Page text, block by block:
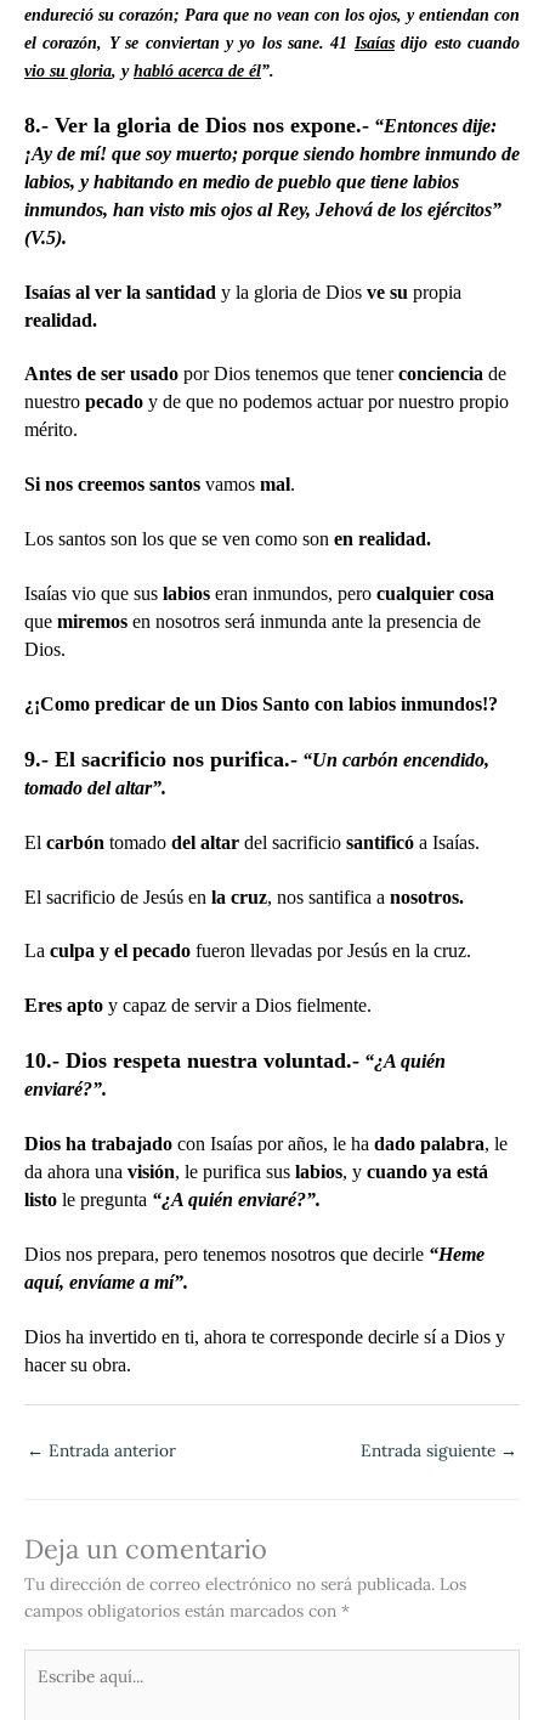
endureció su corazón; Para que no vean con los ojos, y entiendan con
el corazón, Y se conviertan y yo los sane.41 Isaíasdijo esto cuando
vio su gloria, y habló acerca de él”.
8.- Ver la gloria de Dios nos expone.- “Entonces dije:
¡Ay de mí! que soy muerto; porque siendo hombre inmundo de
labios, y habitando en medio de pueblo que tiene labios
inmundos, han visto mis ojos al Rey, Jehová de los ejércitos”
(V.5).
Isaías al ver la santidad y la gloria de Dios ve su propia
realidad.
Antes de ser usado por Dios tenemos que tenerconciencia de
nuestro pecado y de que no podemos actuar por nuestro propio
mérito.
Si nos creemos santos vamos mal.
Los santos son los que se ven como son en realidad.
Isaías vio que sus labios eran inmundos, pero cualquier cosa
que miremos en nosotros será inmunda ante la presencia de
Dios.
¿¡Como predicar de un Dios Santo con labios inmundos!?
9.- El sacrificio nos purifica.- “Un carbón encendido,
tomado del altar”.
El carbón tomado del altar del sacrificio santificó a Isaías.
El sacrificio de Jesús en la cruz, nos santifica a nosotros.
La culpa y el pecado fueron llevadas por Jesús en la cruz.
Eres apto y capaz de servir a Dios fielmente.
10.- Dios respeta nuestra voluntad.- “¿A quién
enviaré?”.
Dios ha trabajado con Isaías por años, le ha dado palabra, le
da ahora una visión, le purifica sus labios, y cuando ya está
listo le pregunta “¿A quién enviaré?”.
Dios nos prepara, pero tenemos nosotros que decirle “Heme
aquí, envíame a mí”.
Dios ha invertido en ti, ahora te corresponde decirle sí a Dios y
hacer su obra.
← Entrada anterior Entrada siguiente →
Deja un comentario
Tu dirección de correo electrónico no será publicada. Los
campos obligatorios están marcados con *
aquí...